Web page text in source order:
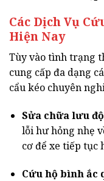
Các Dịch Vụ
Hiện Nay
Tùy vào tình trạng
cung cấp đa dạng
cẩu kéo chuyên
Sửa chữa lưu
lỗi hư hỏng nhẹ
cơ để xe tiếp tục
Cứu hộ bình ắc